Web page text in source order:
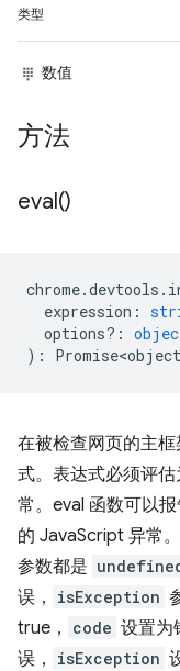
类型
数值
方法
eval()
chrome.devtools .
expression :
options? :
) :
在被检查网页的主
式。表达式必须评
常。eval 函数可以
的 JavaScript 异常
参数都是
误，
isException
true，
code 设置为
误，
isException